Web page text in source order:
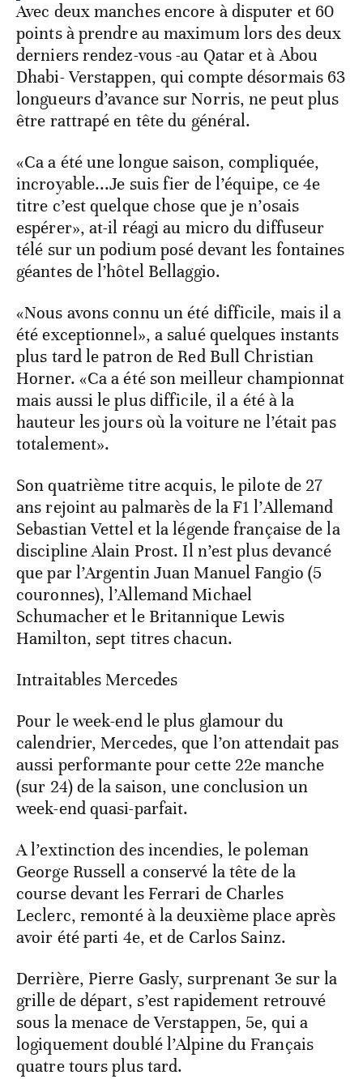
Avec deux manches encore à disputer et 60
points à prendre au maximum lors des deux
derniers rendez-vous -au Qatar et à Abou
Dhabi- Verstappen, qui compte désormais 63
longueurs d’avance sur Norris, ne peut plus
être rattrapé en tête du général.
«Ca a été une longue saison, compliquée,
incroyable...Je suis fier de l’équipe, ce 4e
titre c’est quelque chose que je n’osais
espérer», at-il réagi au micro du diffuseur
télé sur un podium posé devant les fontaines
géantes de l’hôtel Bellaggio.
«Nous avons connu un été difficile, mais il a
été exceptionnel», a salué quelques instants
plus tard le patron de Red Bull Christian
Horner. «Ca a été son meilleur championnat
mais aussi le plus difficile, il a été à la
hauteur les jours où la voiture ne l’était pas
totalement».
Son quatrième titre acquis, le pilote de 27
ans rejoint au palmarès de la F1 l’Allemand
Sebastian Vettel et la légende française de la
discipline Alain Prost. Il n’est plus devancé
que par l’Argentin Juan Manuel Fangio (5
couronnes), l’Allemand Michael
Schumacher et le Britannique Lewis
Hamilton, sept titres chacun.
Intraitables Mercedes
Pour le week-end le plus glamour du
calendrier, Mercedes, que l’on attendait pas
aussi performante pour cette 22e manche
(sur 24) de la saison, une conclusion un
week-end quasi-parfait.
A l’extinction des incendies, le poleman
George Russell a conservé la tête de la
course devant les Ferrari de Charles
Leclerc, remonté à la deuxième place après
avoir été parti 4e, et de Carlos Sainz.
Derrière, Pierre Gasly, surprenant 3e sur la
grille de départ, s’est rapidement retrouvé
sous la menace de Verstappen, 5e, qui a
logiquement doublé l’Alpine du Français
quatre tours plus tard.